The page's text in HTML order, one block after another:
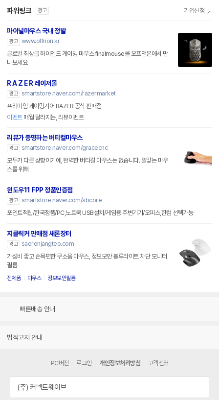
파워링크 광고 가입신청
파이널마우스 국내 정발
광고 www.offnon.kr
글로벌 최상급 하이엔드 게이밍 마우스 finalmouse를 오프앤온에서 만
나보세요
R A Z E R 레이저몰
광고 smartstore.naver.com/razermarket
프리미엄 게이밍기어 RAZER 공식 판매점
이벤트매월 달라지는, 리뷰이벤트
리뷰가 증명하는 버티컬마우스
광고 smartstore.naver.com/gracecnc
모두가 다른 상황이기에, 완벽한 버티컬 마우스는 없습니다. 알맞는 마우
스를 위해
윈도우11 FPP 정품인증점
광고 smartstore.naver.com/sbcore
포인트적립/한국정품/PC,노트북 USB설치/게임용 주변기기/오피스,한컴 선택가능
지클릭커 판매점 새론장터
광고 saeronjangteo.com
가성비 좋고 손목편한 무소음 마우스, 정보보안 블루라이트 차단 모니터
필름
전제품 마우스 정보보안필름
빠른배송 안내
법적고지 안내
PC버전 로그인 개인정보처리방침 고객센터
(주) 커넥트웨이브